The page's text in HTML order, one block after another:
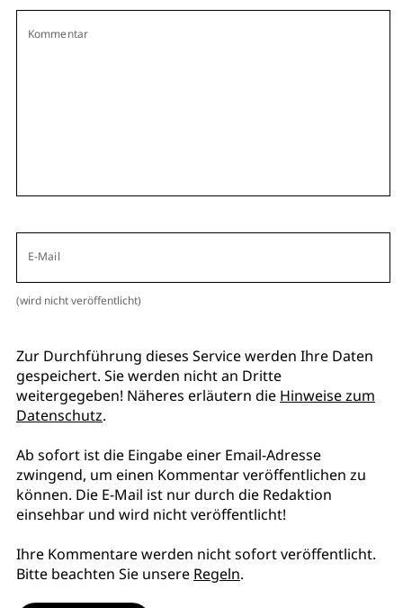
Kommentar
E-Mail
(wird nicht veröffentlicht)
Zur Durchführung dieses Service werden Ihre Daten
gespeichert. Sie werden nicht an Dritte
weitergegeben! Näheres erläutern die Hinweise zum
Datenschutz.
Ab sofort ist die Eingabe einer Email-Adresse
zwingend, um einen Kommentar veröffentlichen zu
können. Die E-Mail ist nur durch die Redaktion
einsehbar und wird nicht veröffentlicht!
Ihre Kommentare werden nicht sofort veröffentlicht.
Bitte beachten Sie unsere Regeln.